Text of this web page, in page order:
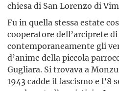
chiesa di San Lorenzo di
Fu in quella stessa estate
cooperatore dell’arciprete
contemporaneamente gli
d’anime della piccola
Gugliara. Si trovava a
1943 cadde il fascismo e l’8